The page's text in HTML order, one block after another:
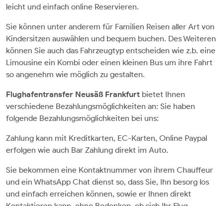
leicht und einfach online Reservieren.
Sie können unter anderem für Familien Reisen aller Art von
Kindersitzen auswählen und bequem buchen. Des Weiteren
können Sie auch das Fahrzeugtyp entscheiden wie z.b. eine
Limousine ein Kombi oder einen kleinen Bus um ihre Fahrt
so angenehm wie möglich zu gestalten.
Flughafentransfer Neusäß Frankfurt bietet Ihnen
verschiedene Bezahlungsmöglichkeiten an: Sie haben
folgende Bezahlungsmöglichkeiten bei uns:
Zahlung kann mit Kreditkarten, EC-Karten, Online Paypal
erfolgen wie auch Bar Zahlung direkt im Auto.
Sie bekommen eine Kontaktnummer von ihrem Chauffeur
und ein WhatsApp Chat dienst so, dass Sie, Ihn besorg los
und einfach erreichen können, sowie er Ihnen direkt